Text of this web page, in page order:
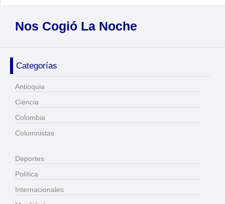
Nos Cogió La Noche
Categorías
Antioquia
Ciencia
Colombia
Columnistas
Deportes
Política
Internacionales